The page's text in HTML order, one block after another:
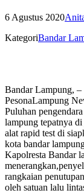
6 Agustus 2020
KategoriBandar
Bandar Lampung, –
PesonaLampung
Puluhan
lampung tepatnya
alat rapid test di
kota bandar
Kapolresta Bandar
rangkaian
oleh satuan lalu